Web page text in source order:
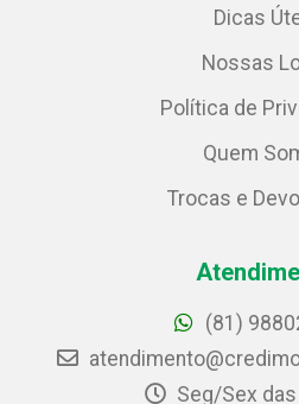
Dicas
Nossas
Política de
Quem
Trocas e
(81)
Seg/Sex